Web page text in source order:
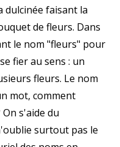
dulcinée faisant la
de fleurs. Dans
le nom "fleurs" pour
fier au sens : un
fleurs. Le nom
mot, comment
s'aide du
surtout pas le